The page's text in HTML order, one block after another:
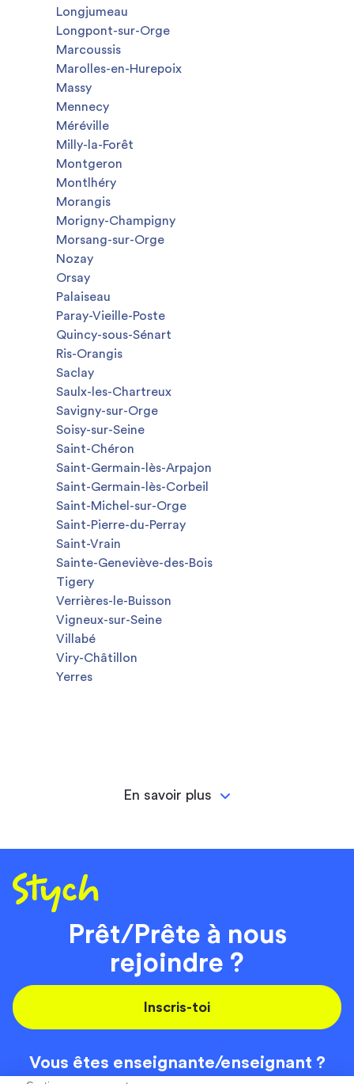
Longjumeau
Longpont-sur-Orge
Marcoussis
Marolles-en-Hurepoix
Massy
Mennecy
Méréville
Milly-la-Forêt
Montgeron
Montlhéry
Morangis
Morigny-Champigny
Morsang-sur-Orge
Nozay
Orsay
Palaiseau
Paray-Vieille-Poste
Quincy-sous-Sénart
Ris-Orangis
Saclay
Saulx-les-Chartreux
Savigny-sur-Orge
Soisy-sur-Seine
Saint-Chéron
Saint-Germain-lès-Arpajon
Saint-Germain-lès-Corbeil
Saint-Michel-sur-Orge
Saint-Pierre-du-Perray
Saint-Vrain
Sainte-Geneviève-des-Bois
Tigery
Verrières-le-Buisson
Vigneux-sur-Seine
Villabé
Viry-Châtillon
Yerres
En savoir plus
Prêt/Prête à nous
rejoindre ?
Inscris-toi
Vous êtes enseignante/enseignant ?